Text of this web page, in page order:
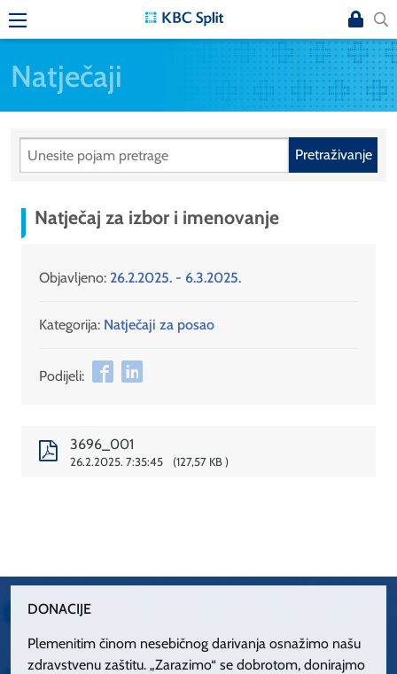
Natječaji
Pretraživanje
Natječaj za izbor i imenovanje
Objavljeno: 26.2.2025. - 6.3.2025.
Kategorija: Natječaji za posao
Podijeli:
3696_001
26.2.2025. 7:35:45 127,57 KB
DONACIJE
Plemenitim činom nesebičnog darivanja osnažimo našu
zdravstvenu zaštitu. „Zarazimo“ se dobrotom, donirajmo